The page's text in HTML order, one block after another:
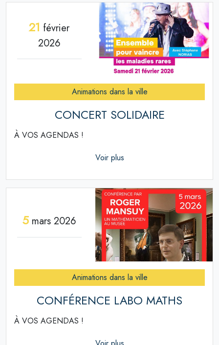
21 février
2026
Animations dans la ville
CONCERT SOLIDAIRE
À VOS AGENDAS !
Voir plus
5mars 2026
Animations dans la ville
CONFÉRENCE LABO MATHS
À VOS AGENDAS !